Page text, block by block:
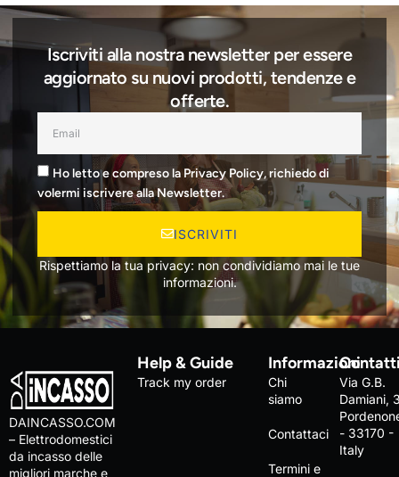
Iscriviti alla nostra newsletter per essere
aggiornato su nuovi prodotti, tendenze e
offerte.
Ho letto e compreso la Privacy Policy, richiedo di
volermi iscrivere alla Newsletter.
ISCRIVITI
Rispettiamo la tua privacy: non condividiamo mai le tue
informazioni.
DAINCASSO.COM
– Elettrodomestici
da incasso delle
migliori marche e
Help & Guide
Track my order
Informazioni
Chi
siamo
Contattaci
Termini e
Via G.B.
Damiani,
- 33170 -
Italy